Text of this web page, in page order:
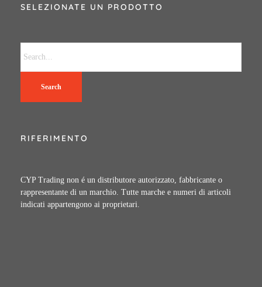
SELEZIONATE UN PRODOTTO
Search
RIFERIMENTO
CYP Trading non é un distributore autorizzato, fabbricante o
rappresentante di un marchio. Tutte marche e numeri di articoli
indicati appartengono ai proprietari.